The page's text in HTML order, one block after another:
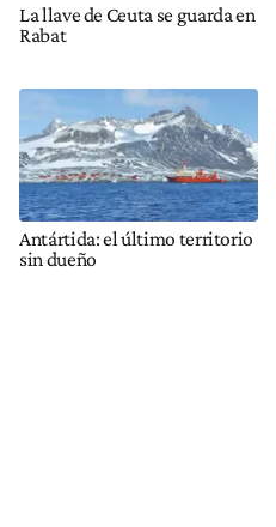
La llave de Ceuta se guarda en
Rabat
Antártida: el último territorio
sin dueño